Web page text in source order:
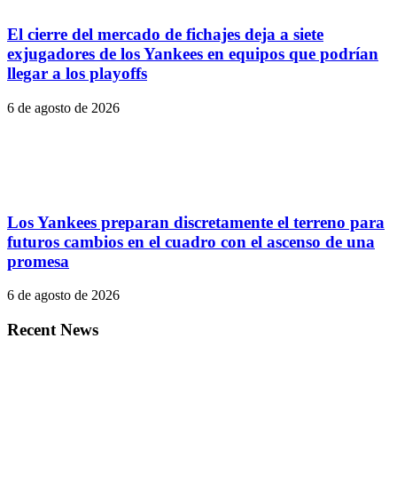
El cierre del mercado de fichajes deja a siete
exjugadores de los Yankees en equipos que podrían
llegar a los playoffs
6 de agosto de 2026
Los Yankees preparan discretamente el terreno para
futuros cambios en el cuadro con el ascenso de una
promesa
6 de agosto de 2026
Recent News